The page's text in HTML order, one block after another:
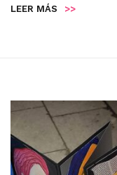
LEER MÁS >>